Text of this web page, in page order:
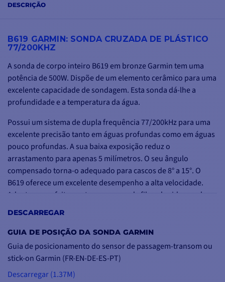
DESCRIÇÃO
B619 GARMIN: SONDA CRUZADA DE PLÁSTICO
77/200KHZ
A sonda de corpo inteiro B619 em bronze Garmin tem uma
potência de 500W. Dispõe de um elemento cerâmico para uma
excelente capacidade de sondagem. Esta sonda dá-lhe a
profundidade e a temperatura da água.
Possui um sistema de dupla frequência 77/200kHz para uma
excelente precisão tanto em águas profundas como em águas
pouco profundas. A sua baixa exposição reduz o
arrastamento para apenas 5 milímetros. O seu ângulo
compensado torna-o adequado para cascos de 8° a 15°. O
B619 oferece um excelente desempenho a alta velocidade.
Adapta-se perfeitamente aos cascos de fibra de vidro ou de
O B619 é fornecido com 10 m de cabo. É compatível com os
fishfinders Echo que utilizam o adaptador de sonda 010-
11947-00 e com os fishfinders EchoMAP que utilizam o
adaptador de sonda 010-11948-00.
DESCARREGAR
GUIA DE POSIÇÃO DA SONDA GARMIN
Guia de posicionamento do sensor de passagem-transom ou
stick-on Garmin (FR-EN-DE-ES-PT)
Descarregar (1.37M)